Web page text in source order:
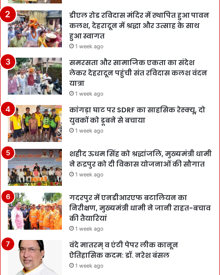
डीएल रोड रविदास मंदिर में स्थापित हुआ पावन
कलश, देहरादून में श्रद्धा और उत्साह के साथ
हुआ स्वागत
1 week ago
समरसता और सामाजिक एकता का संदेश
लेकर देहरादून पहुंची संत रविदास कलश वंदन
यात्रा
1 week ago
कांगड़ा घाट पर SDRF का साहसिक रेस्क्यू, दो
युवकों को डूबने से बचाया
1 week ago
शहीद ऊधम सिंह को श्रद्धांजलि, मुख्यमंत्री धामी
ने रुद्रपुर को दी विकास योजनाओं की सौगात
1 week ago
गदरपुर में एनडीआरएफ बटालियन का
निरीक्षण, मुख्यमंत्री धामी ने जानी राहत-बचाव
की तैयारियां
1 week ago
वंदे मातरम् व एंटी पेपर लीक कानून
ऐतिहासिक कदम: डॉ. नरेश बंसल
1 week ago